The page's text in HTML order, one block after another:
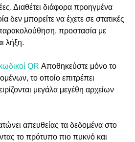
Διαθέτει διάφορα προηγμένα
δεν μπορείτε να έχετε σε στατικές
προστασία με
λήξη.
QR Αποθηκεύστε μόνο το
το οποίο επιτρέπει
μεγάλα μεγέθη αρχείων
απευθείας τα δεδομένα στο
το πρότυπο πιο πυκνό και